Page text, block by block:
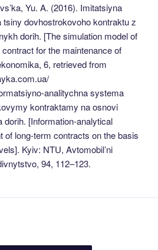
Yu. A. (2016). Imitatsiyna
tsiny dovhostrokovoho kontraktu z
dorih. [The simulation model of
for the maintenance of
6, retrieved from
analitychna systema
kontraktamy na osnovi
dorih. [Information-analytical
of long-term contracts on the basis
Kyiv: NTU, Avtomobil’ni
94, 112–123.